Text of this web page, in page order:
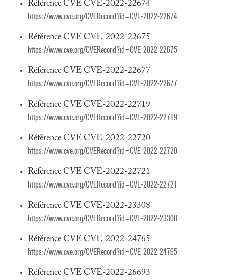
Référence CVE CVE-2022-22674
https://www.cve.org/CVERecord?id=CVE-2022-22674
Référence CVE CVE-2022-22675
https://www.cve.org/CVERecord?id=CVE-2022-22675
Référence CVE CVE-2022-22677
https://www.cve.org/CVERecord?id=CVE-2022-22677
Référence CVE CVE-2022-22719
https://www.cve.org/CVERecord?id=CVE-2022-22719
Référence CVE CVE-2022-22720
https://www.cve.org/CVERecord?id=CVE-2022-22720
Référence CVE CVE-2022-22721
https://www.cve.org/CVERecord?id=CVE-2022-22721
Référence CVE CVE-2022-23308
https://www.cve.org/CVERecord?id=CVE-2022-23308
Référence CVE CVE-2022-24765
https://www.cve.org/CVERecord?id=CVE-2022-24765
Référence CVE CVE-2022-26693